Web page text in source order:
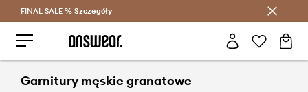
Oszczędzaj z Answear Club >
FINAL SALE % Szczegóły
Garnitury męskie granatowe